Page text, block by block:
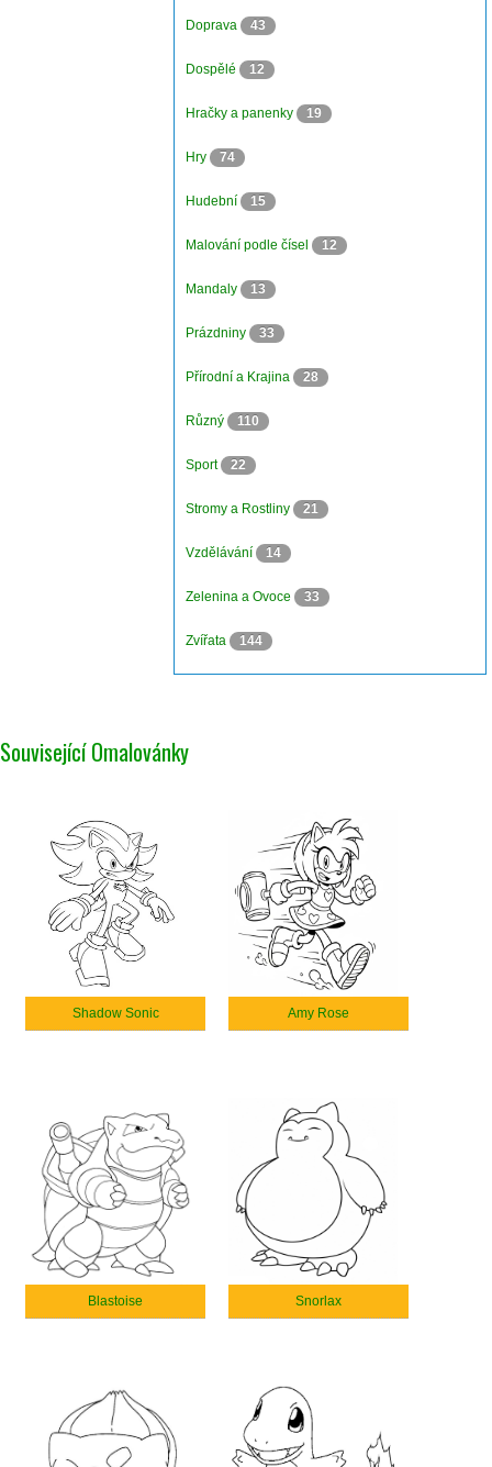
Doprava 43
Dospělé 12
Hračky a panenky 19
Hry 74
Hudební 15
Malování podle čísel 12
Mandaly 13
Prázdniny 33
Přírodní a Krajina 28
Různý 110
Sport 22
Stromy a Rostliny 21
Vzdělávání 14
Zelenina a Ovoce 33
Zvířata 144
Související Omalovánky
Shadow Sonic Amy Rose
Blastoise Snorlax